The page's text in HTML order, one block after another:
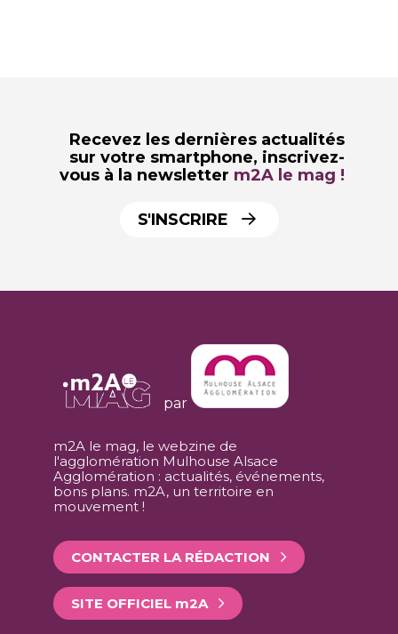
Recevez les dernières actualités
sur votre smartphone, inscrivez-
vous à la newsletter m2A le mag !
S'INSCRIRE
par
m2A le mag, le webzine de
l'agglomération Mulhouse Alsace
Agglomération : actualités, événements,
bons plans. m2A, un territoire en
mouvement !
CONTACTER LA RÉDACTION
SITE OFFICIEL m2A